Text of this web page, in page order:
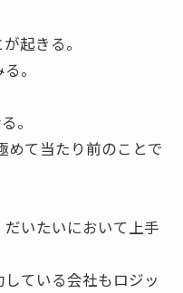
起きる。
。
。
めて当たり前のことで
いたいにおいて上手
ている会社もロジッ